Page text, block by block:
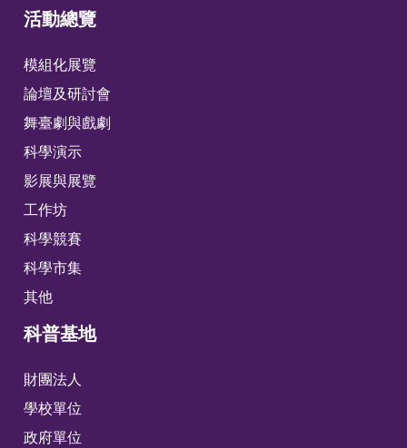
活動總覽
模組化展覽
論壇及研討會
舞臺劇與戲劇
科學演示
影展與展覽
工作坊
科學競賽
科學市集
其他
科普基地
財團法人
學校單位
政府單位